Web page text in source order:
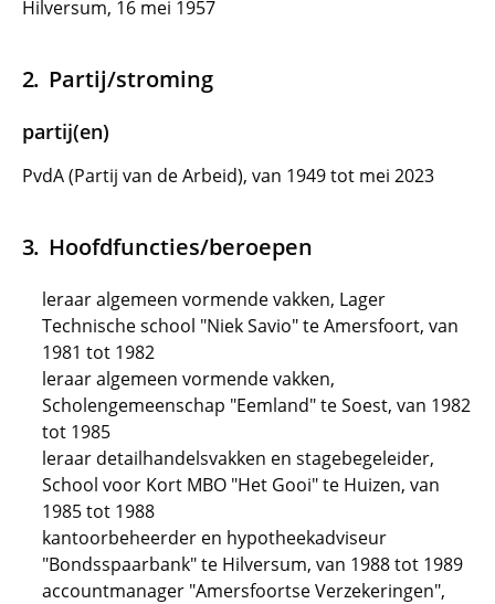
Hilversum, 16 mei 1957
Partij/stroming
partij(en)
PvdA (Partij van de Arbeid), van 1949 tot mei 2023
Hoofdfuncties/beroepen
leraar algemeen vormende vakken, Lager
Technische school "Niek Savio" te Amersfoort, van
1981 tot 1982
leraar algemeen vormende vakken,
Scholengemeenschap "Eemland" te Soest, van 1982
tot 1985
leraar detailhandelsvakken en stagebegeleider,
School voor Kort MBO "Het Gooi" te Huizen, van
1985 tot 1988
kantoorbeheerder en hypotheekadviseur
"Bondsspaarbank" te Hilversum, van 1988 tot 1989
accountmanager "Amersfoortse Verzekeringen",